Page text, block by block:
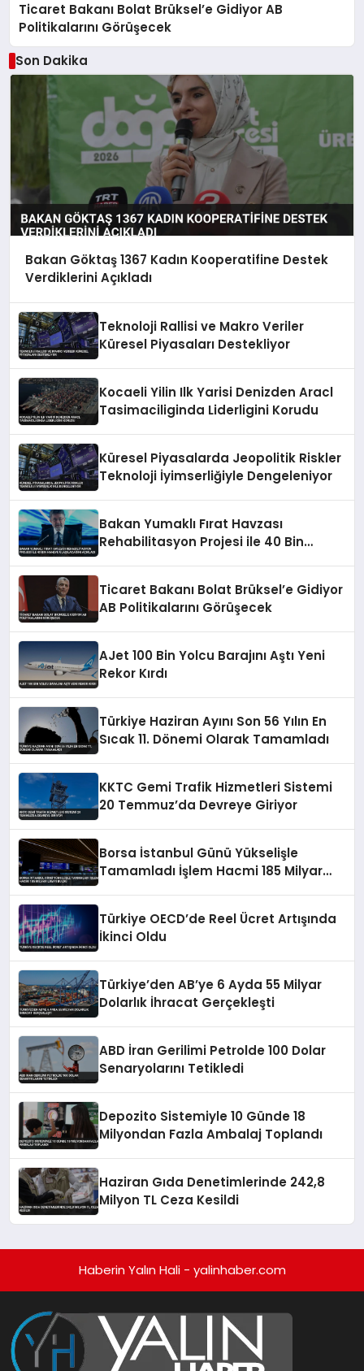
Ticaret Bakanı Bolat Brüksel’e Gidiyor AB
Politikalarını Görüşecek
Son Dakika
Bakan Göktaş 1367 Kadın Kooperatifine Destek
Verdiklerini Açıkladı
Teknoloji Rallisi ve Makro Veriler
Küresel Piyasaları Destekliyor
Kocaeli Yilin Ilk Yarisi Denizden Aracl
Tasimaciliginda Liderligini Korudu
Küresel Piyasalarda Jeopolitik Riskler
Teknoloji İyimserliğiyle Dengeleniyor
Bakan Yumaklı Fırat Havzası
Rehabilitasyon Projesi ile 40 Bin
Ticaret Bakanı Bolat Brüksel’e Gidiyor
AB Politikalarını Görüşecek
AJet 100 Bin Yolcu Barajını Aştı Yeni
Rekor Kırdı
Türkiye Haziran Ayını Son 56 Yılın En
Sıcak 11. Dönemi Olarak Tamamladı
KKTC Gemi Trafik Hizmetleri Sistemi
20 Temmuz’da Devreye Giriyor
Borsa İstanbul Günü Yükselişle
Tamamladı İşlem Hacmi 185 Milyar
Türkiye OECD’de Reel Ücret Artışında
İkinci Oldu
Türkiye’den AB’ye 6 Ayda 55 Milyar
Dolarlık İhracat Gerçekleşti
ABD İran Gerilimi Petrolde 100 Dolar
Senaryolarını Tetikledi
Depozito Sistemiyle 10 Günde 18
Milyondan Fazla Ambalaj Toplandı
Haziran Gıda Denetimlerinde 242,8
Milyon TL Ceza Kesildi
Haberin Yalın Hali - yalinhaber.com